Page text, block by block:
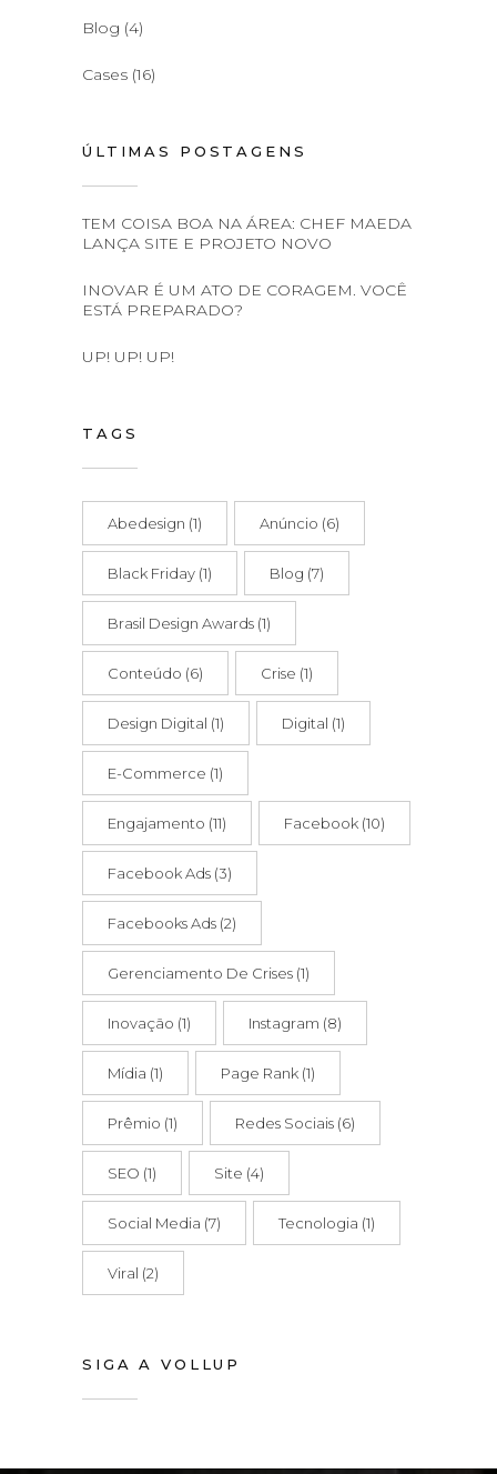
Blog (4)
Cases (16)
ÚLTIMAS POSTAGENS
TEM COISA BOA NA ÁREA: CHEF MAEDA
LANÇA SITE E PROJETO NOVO
INOVAR É UM ATO DE CORAGEM. VOCÊ
ESTÁ PREPARADO?
UP! UP! UP!
TAGS
Abedesign (1) Anúncio (6)
Black Friday (1) Blog (7)
Brasil Design Awards (1)
Conteúdo (6) Crise (1)
Design Digital (1) Digital (1)
E-Commerce (1)
Engajamento (11) Facebook (10)
Facebook Ads (3)
Facebooks Ads (2)
Gerenciamento De Crises (1)
Inovação (1) Instagram (8)
Mídia (1) Page Rank (1)
Prêmio (1) Redes Sociais (6)
SEO (1) Site (4)
Social Media (7) Tecnologia (1)
Viral (2)
SIGA A VOLLUP